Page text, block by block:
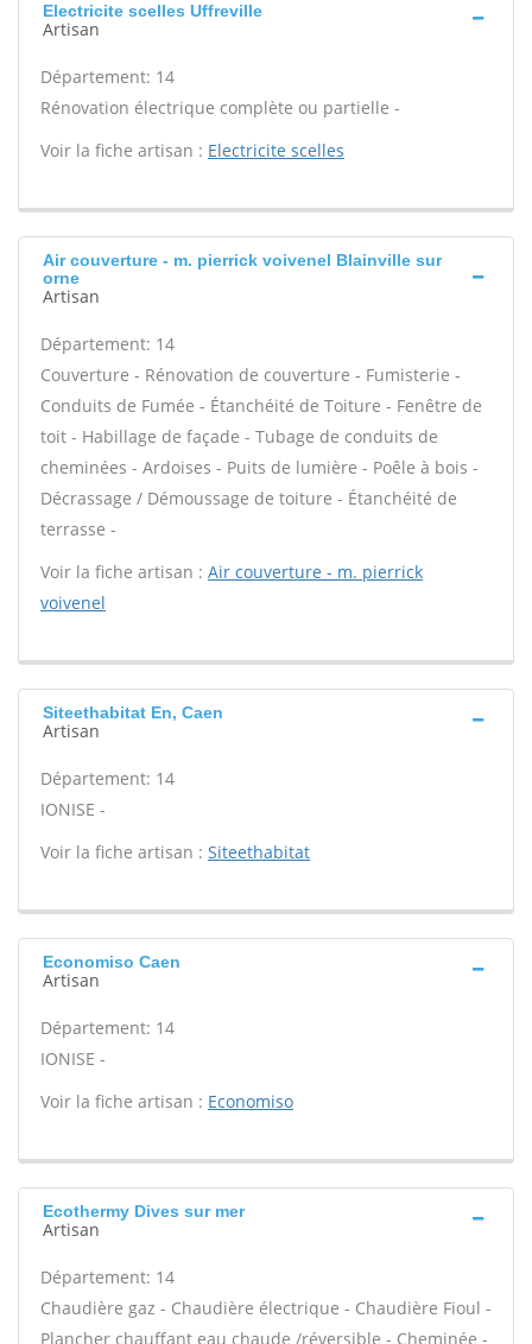
Electricite scelles Uffreville
Artisan
Département: 14
Rénovation électrique complète ou partielle -
Voir la fiche artisan : Electricite scelles
Air couverture - m. pierrick voivenel Blainville sur
orne
Artisan
Département: 14
Couverture - Rénovation de couverture - Fumisterie -
Conduits de Fumée - Étanchéité de Toiture - Fenêtre de
toit - Habillage de façade - Tubage de conduits de
cheminées - Ardoises - Puits de lumière - Poêle à bois -
Décrassage / Démoussage de toiture - Étanchéité de
terrasse -
Voir la fiche artisan : Air couverture - m. pierrick
voivenel
Siteethabitat En, Caen
Artisan
Département: 14
IONISE -
Voir la fiche artisan : Siteethabitat
Economiso Caen
Artisan
Département: 14
IONISE -
Voir la fiche artisan : Economiso
Ecothermy Dives sur mer
Artisan
Département: 14
Chaudière gaz - Chaudière électrique - Chaudière Fioul -
Plancher chauffant eau chaude /réversible - Cheminée -